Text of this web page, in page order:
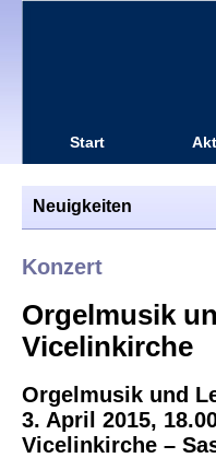
Start
Neuigkeiten
Konzert
Orgelmusik
Vicelinkirche
Orgelmusik und
3. April 2015,
Vicelinkirche –